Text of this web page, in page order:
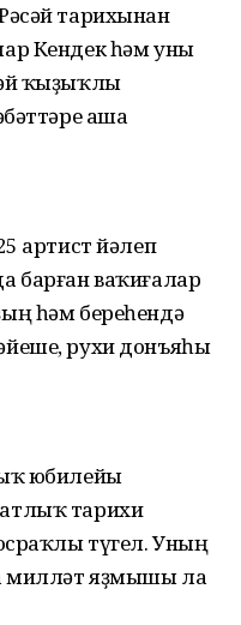
тарихынан
Кендек һәм уны
ҡыҙыҡлы
аша
артист йәлеп
барған ваҡиғалар
һәм береһендә
рухи донъяһы
юбилейы
тарихи
түгел. Уның
милләт яҙмышы ла